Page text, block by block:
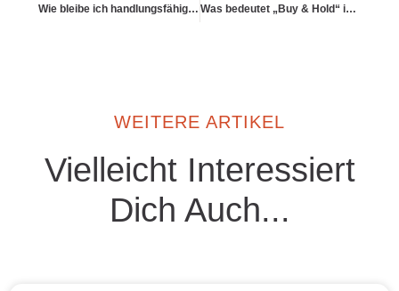
Wie bleibe ich handlungsfähig bei globaler Komplexität? Was bedeutet „Buy & Hold“ im Kontext von Altersvorsorge?
WEITERE ARTIKEL
Vielleicht Interessiert
Dich Auch...